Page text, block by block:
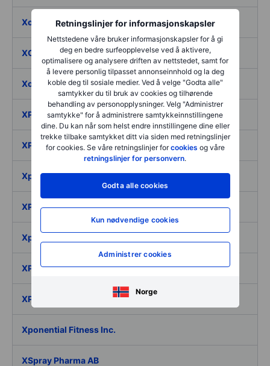
Retningslinjer for informasjonskapsler
Nettstedene våre bruker informasjonskapsler for å gi
deg en bedre surfeopplevelse ved å aktivere,
optimalisere og analysere driften av nettstedet, samt for
å levere personlig tilpasset annonseinnhold og la deg
koble deg til sosiale medier. Ved å velge "Godta alle"
samtykker du til bruk av cookies og tilhørende
behandling av personopplysninger. Velg "Administrer
samtykke" for å administrere samtykkeinnstillingene
dine. Du kan når som helst endre innstillingene dine eller
trekke tilbake samtykket ditt via siden med retningslinjer
for cookies. Se våre retningslinjer forcookies og våre
retningslinjer for personvern.
Godta alle cookies
Kun nødvendige cookies
Administrer cookies
Norge
Xometry Inc.
XORTX Therapeutics Inc.
Xos Inc.
XP Inc.
XP Power Plc
Xpel Inc
XPeng Inc. - ADR
Xperi Inc.
XPLR Infrastructure LP
XPO Inc.
Xponential Fitness Inc.
XSpray Pharma AB